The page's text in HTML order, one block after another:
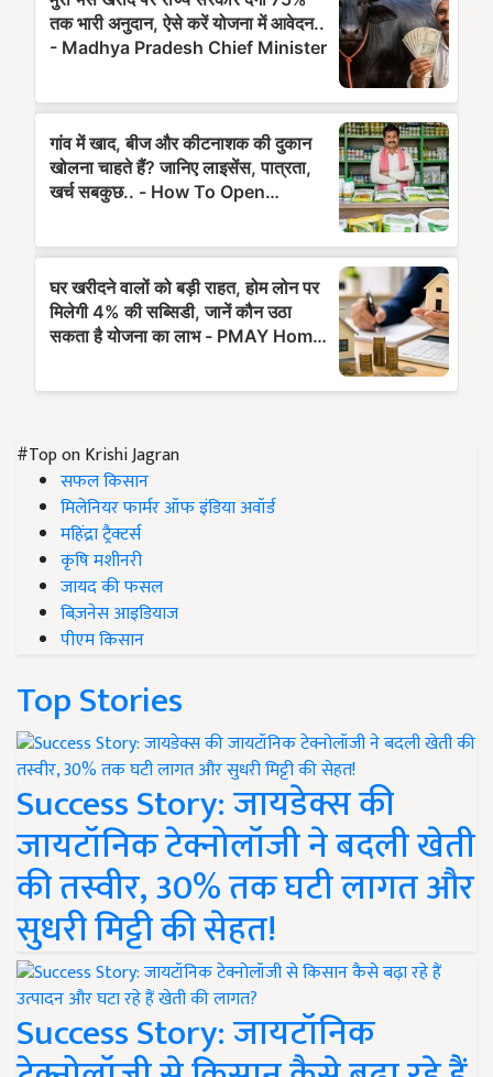
#Top on Krishi Jagran
सफल किसान
मिलेनियर फार्मर ऑफ इंडिया अवॉर्ड
महिंद्रा ट्रैक्टर्स
कृषि मशीनरी
जायद की फसल
बिज़नेस आइडियाज
पीएम किसान
Top Stories
Success Story: जायडेक्स की
जायटॉनिक टेक्नोलॉजी ने बदली खेती
की तस्वीर, 30% तक घटी लागत और
सुधरी मिट्टी की सेहत!
Success Story: जायटॉनिक